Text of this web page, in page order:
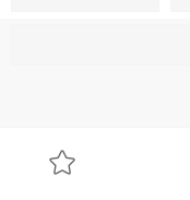
第19話